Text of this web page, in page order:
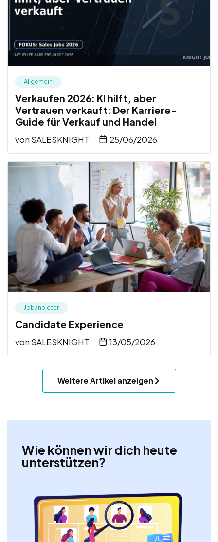
Allgemein
Verkaufen 2026: KI hilft, aber
Vertrauen verkauft: Der Karriere-
Guide für Verkauf und Handel
von SALESKNIGHT 25/06/2026
Jobanbieter
Candidate Experience
von SALESKNIGHT 13/05/2026
Weitere Artikel anzeigen
Wie können wir dich heute
unterstützen?